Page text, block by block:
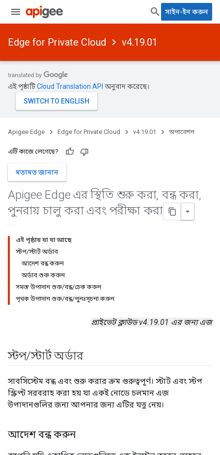
সাইন-ইন করুন
Edge for Private Cloud v4.19.01
এই পৃষ্ঠাটিCloud Translation API অনুবাদ করেছে।
Apigee Edge Edge for Private Cloud v4.19.01 অপারেশন
এটি কাজে লেগেছে?
মতামত জানান
Apigee Edge এর স্থিতি শুরু করা, বন্ধ করা,
পুনরায় চালু করা এবং পরীক্ষা করা
এই পৃষ্ঠায় যা যা আছে
স্টপ/স্টার্ট অর্ডার
আদেশ বন্ধ করুন
অর্ডার শুরু করুন
সমস্ত উপাদান শুরু/বন্ধ/চেক করুন
পৃথক উপাদান শুরু/বন্ধ/পুনঃসূচনা করুন
প্রাইভেট ক্লাউড v4.19.01 এর জন্য এজ
স্টপ/স্টার্ট অর্ডার
সাবসিস্টেম বন্ধ এবং শুরু করার ক্রম গুরুত্বপূর্ণ। স্টার্ট এবং স্টপ
স্ক্রিপ্ট সরবরাহ করা হয় যা একই নোডে চলমান এজ
উপাদানগুলির জন্য আপনার জন্য এটির যত্ন নেয়।
আদেশ বন্ধ করুন